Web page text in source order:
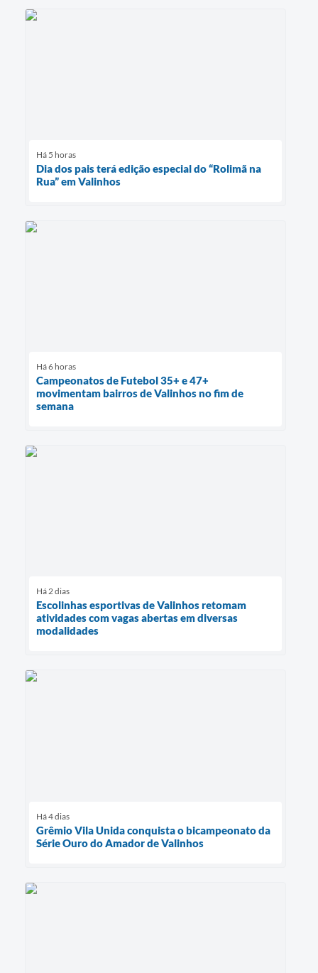
Há 5 horas
Dia dos pais terá edição especial do “Rolimã na
Rua” em Valinhos
Há 6 horas
Campeonatos de Futebol 35+ e 47+
movimentam bairros de Valinhos no fim de
semana
Há 2 dias
Escolinhas esportivas de Valinhos retomam
atividades com vagas abertas em diversas
modalidades
Há 4 dias
Grêmio Vila Unida conquista o bicampeonato da
Série Ouro do Amador de Valinhos